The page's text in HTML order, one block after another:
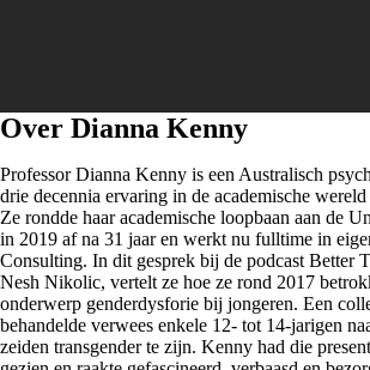
Over Dianna Kenny
Professor Dianna Kenny is een Australisch
drie decennia ervaring in de academische
Ze rondde haar academische loopbaan aan de
in 2019 af na 31 jaar en werkt nu fulltime in
Consulting. In dit gesprek bij de podcast Better
Nesh Nikolic, vertelt ze hoe ze rond 2017
onderwerp genderdysforie bij jongeren. Een
behandelde verwees enkele 12- tot 14-jarigen
zeiden transgender te zijn. Kenny had die